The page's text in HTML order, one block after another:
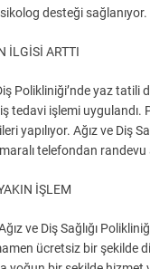
desteği sağlanıyor.
İLGİSİ ARTTI
Polikliniği’nde yaz
tedavi işlemi
yapılıyor. Ağız ve Diş
telefondan randevu
İŞLEM
ve Diş Sağlığı
ücretsiz bir şekilde